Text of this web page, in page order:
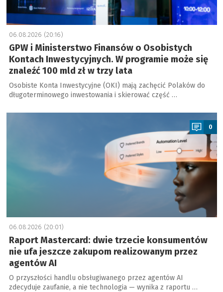
06.08.2026 (20:16)
GPW i Ministerstwo Finansów o Osobistych
Kontach Inwestycyjnych. W programie może się
znaleźć 100 mld zł w trzy lata
Osobiste Konta Inwestycyjne (OKI) mają zachęcić Polaków do
długoterminowego inwestowania i skierować część …
a
0
06.08.2026 (20:01)
Raport Mastercard: dwie trzecie konsumentów
nie ufa jeszcze zakupom realizowanym przez
agentów AI
O przyszłości handlu obsługiwanego przez agentów AI
zdecyduje zaufanie, a nie technologia — wynika z raportu …